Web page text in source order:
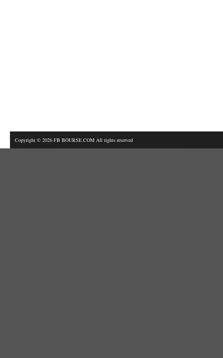
Copyright © 2026 FB BOURSE.COM All rights reserved